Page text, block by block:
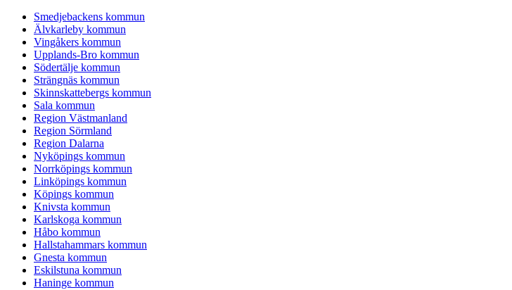
Smedjebackens kommun
Älvkarleby kommun
Vingåkers kommun
Upplands-Bro kommun
Södertälje kommun
Strängnäs kommun
Skinnskattebergs kommun
Sala kommun
Region Västmanland
Region Sörmland
Region Dalarna
Nyköpings kommun
Norrköpings kommun
Linköpings kommun
Köpings kommun
Knivsta kommun
Karlskoga kommun
Håbo kommun
Hallstahammars kommun
Gnesta kommun
Eskilstuna kommun
Haninge kommun